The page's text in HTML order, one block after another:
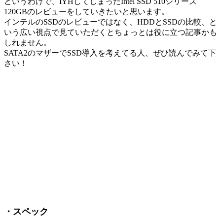
120GBのレビューをしていきたいと思います。
インテルのSSDのレビューではなく、HDDとSSDの比較、と
いう広い視点で見ていただくとちょっとは役に立つ記事かも
しれません。
SATA2のマザーでSSD導入を考えてる人、ぜひ読んでみて下
さい！
・スペック